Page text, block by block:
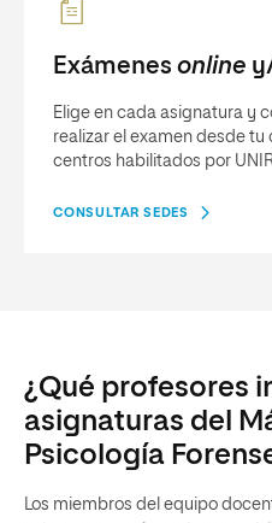
Exámenes online
Elige en cada asignatura y
realizar el examen desde tu
centros habilitados por
CONSULTAR SEDES
¿Qué profesores
asignaturas del
Psicología
Los miembros del equipo